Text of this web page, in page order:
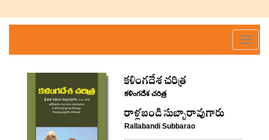
Toggle
కళింగదేశ చరిత్ర
కళింగదేశ చరిత్ర
రాళ్లబండి సుబ్బారావుగారు
Rallabandi Subbarao